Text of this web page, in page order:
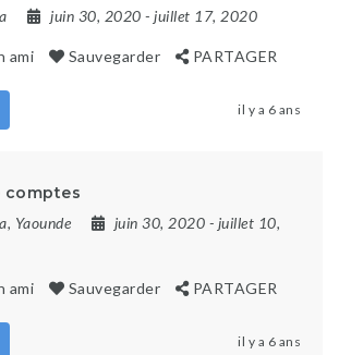
juin 30, 2020 - juillet 17, 2020
ami Sauvegarder PARTAGER
il y a 6 ans
comptes
, Yaounde juin 30, 2020 - juillet 10,
ami
Sauvegarder PARTAGER
il y a 6 ans